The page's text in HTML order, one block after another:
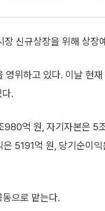
신규상장을 위해 상장
위하고 있다. 이날 현재
.
980억 원, 자기자본은 5
5191억 원, 당기순이
으로 맡는다.